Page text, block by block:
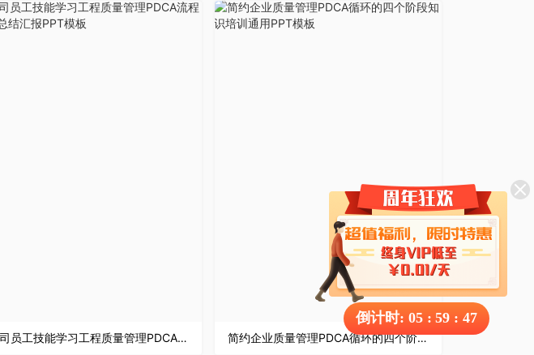
公司员工技能学习工程质量管理PDCA流程培训总结汇报PPT模板 简约企业质量管理PDCA循环的四个阶段知识培训通用PPT模板
倒计时: 05 : 59 : 46